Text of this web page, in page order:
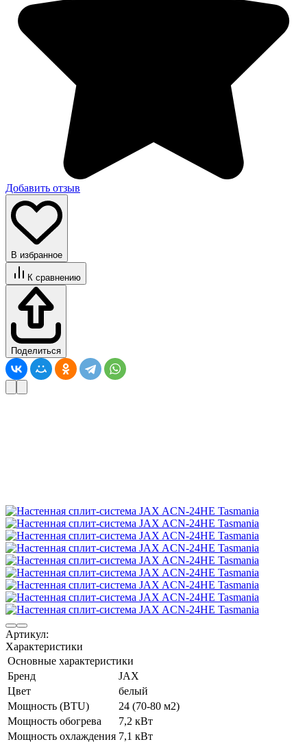
Добавить отзыв
В избранное
К сравнению
Поделиться
Артикул:
Характеристики
Основные характеристики
Бренд
JAX
Цвет
белый
Мощность (BTU)
24 (70-80 м2)
Мощность обогрева
7,2 кВт
Мощность охлаждения 7,1 кВт